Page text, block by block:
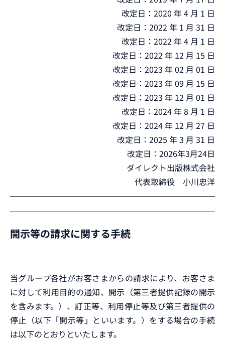
改定日：2020 年 4 月 1 日
改定日：2022 年 1 月 31 日
改定日：2022 年 4 月 1 日
改定日：2022 年 12 月 15 日
改定日：2023 年 02 月 01 日
改定日：2023 年 09 月 15 日
改定日：2023 年 12 月 01 日
改定日：2024 年 8 月 1 日
改定日：2024 年 12 月 27 日
改定日：2025 年 3 月 31 日
改定日：2026年3月24日
ダイレクト出版株式会社
代表取締役 小川忠洋
開示等の請求に関する手続
当グループ各社がお客さまからの請求により、お客さま
に対して利用目的の通知、開示（第三者提供記録の開示
を含みます。）、訂正等、利用停止等及び第三者提供の
停止（以下「開示等」といいます。）をする場合の手続
は以下のとおりといたします。